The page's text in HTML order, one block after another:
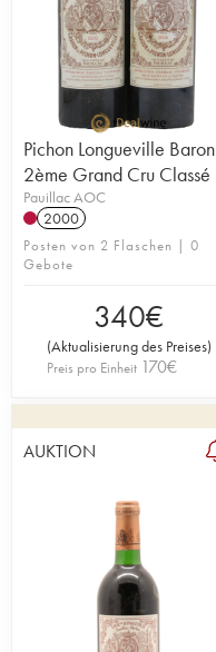
Pichon Longueville Baron
2ème Grand Cru Classé
Pauillac AOC
2000
Posten von 2 Flaschen | 0
Gebote
340€
(Aktualisierung des Preises)
Preis pro Einheit 170€
AUKTION